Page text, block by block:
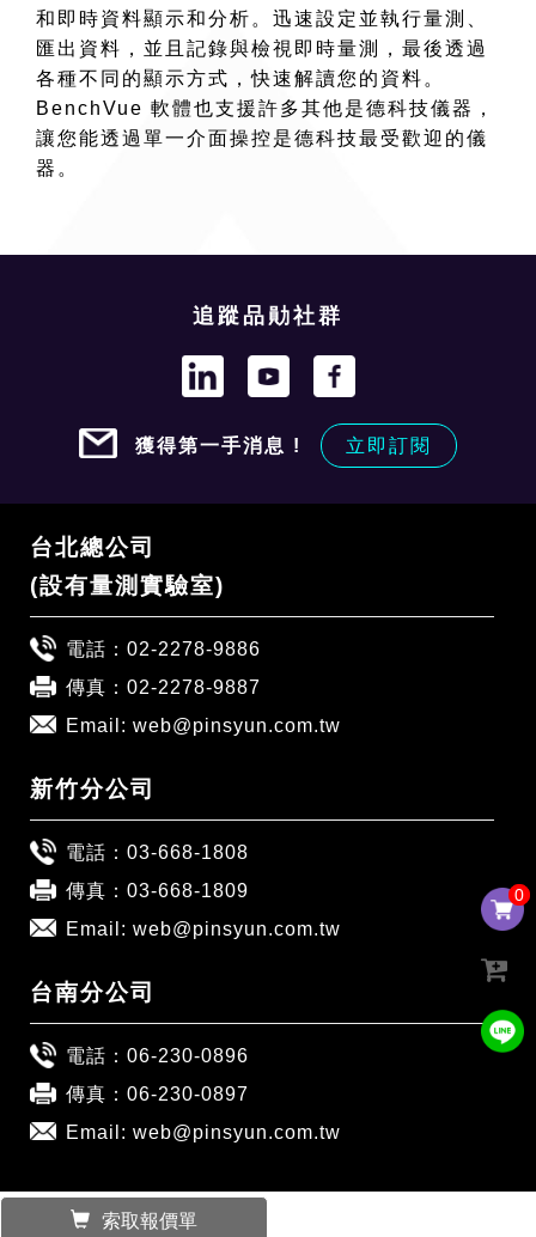
0
0
索取報價單
和即時資料顯示和分析。迅速設定並執行量測、
匯出資料，並且記錄與檢視即時量測，最後透過
各種不同的顯示方式，快速解讀您的資料。
BenchVue 軟體也支援許多其他是德科技儀器，
讓您能透過單一介面操控是德科技最受歡迎的儀
器。
追蹤品勛社群
獲得第一手消息 ! 立即訂閱
台北總公司
(設有量測實驗室)
電話： 02-2278-9886
傳真：02-2278-9887
Email: web@pinsyun.com.tw
新竹分公司
電話： 03-668-1808
傳真：03-668-1809
Email: web@pinsyun.com.tw
台南分公司
電話： 06-230-0896
傳真：06-230-0897
Email: web@pinsyun.com.tw